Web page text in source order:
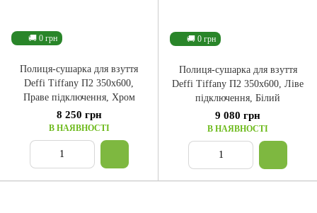
🚚 0 грн
Полиця-сушарка для взуття
Deffi Tiffany П2 350x600,
Праве підключення, Хром
8 250 грн
В НАЯВНОСТІ
🚚 0 грн
Полиця-сушарка для взуття
Deffi Tiffany П2 350x600, Ліве
підключення, Білий
9 080 грн
В НАЯВНОСТІ